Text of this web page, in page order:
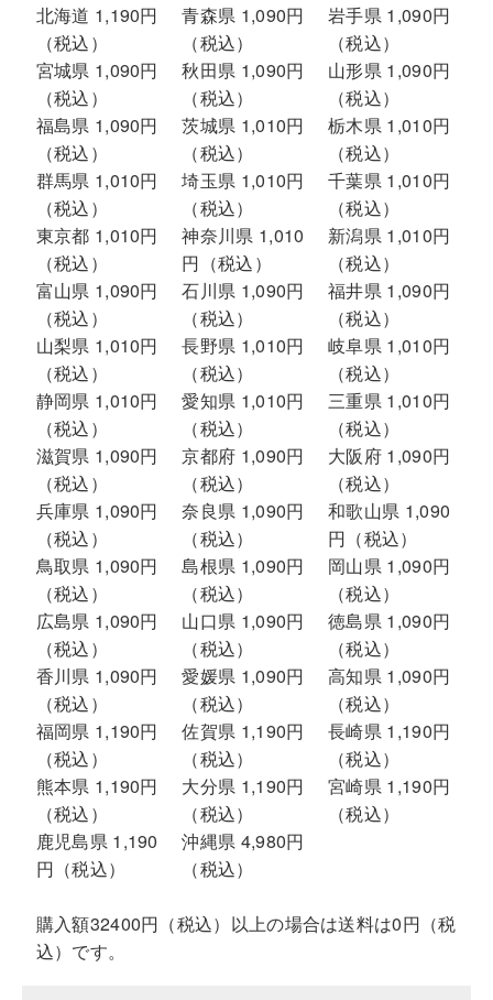
北海道 1,190円
（税込）
青森県 1,090円
（税込）
岩手県 1,090円
（税込）
宮城県 1,090円
（税込）
秋田県 1,090円
（税込）
山形県 1,090円
（税込）
福島県 1,090円
（税込）
茨城県 1,010円
（税込）
栃木県 1,010円
（税込）
群馬県 1,010円
（税込）
埼玉県 1,010円
（税込）
千葉県 1,010円
（税込）
東京都 1,010円
（税込）
神奈川県 1,010
円（税込）
新潟県 1,010円
（税込）
富山県 1,090円
（税込）
石川県 1,090円
（税込）
福井県 1,090円
（税込）
山梨県 1,010円
（税込）
長野県 1,010円
（税込）
岐阜県 1,010円
（税込）
静岡県 1,010円
（税込）
愛知県 1,010円
（税込）
三重県 1,010円
（税込）
滋賀県 1,090円
（税込）
京都府 1,090円
（税込）
大阪府 1,090円
（税込）
兵庫県 1,090円
（税込）
奈良県 1,090円
（税込）
和歌山県 1,090
円（税込）
鳥取県 1,090円
（税込）
島根県 1,090円
（税込）
岡山県 1,090円
（税込）
広島県 1,090円
（税込）
山口県 1,090円
（税込）
徳島県 1,090円
（税込）
香川県 1,090円
（税込）
愛媛県 1,090円
（税込）
高知県 1,090円
（税込）
福岡県 1,190円
（税込）
佐賀県 1,190円
（税込）
長崎県 1,190円
（税込）
熊本県 1,190円
（税込）
大分県 1,190円
（税込）
宮崎県 1,190円
（税込）
鹿児島県 1,190
円（税込）
沖縄県 4,980円
（税込）
購入額32400円（税込）以上の場合は送料は0円（税
込）です。